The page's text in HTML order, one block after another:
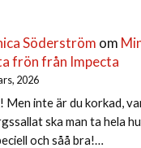
Söderström om
frön från Impecta
2026
Men inte är du korkad,
ska man ta hela
och såå bra!…